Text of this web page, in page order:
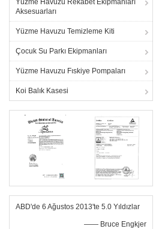
Yüzme Havuzu Rekabet Ekipmanları
Aksesuarları
Yüzme Havuzu Temizleme Kiti
Çocuk Su Parkı Ekipmanları
Yüzme Havuzu Fıskiye Pompaları
Koi Balık Kasesi
ABD'de 6 Ağustos 2013'te 5.0 Yıldızlar
—— Bruce Engkjer